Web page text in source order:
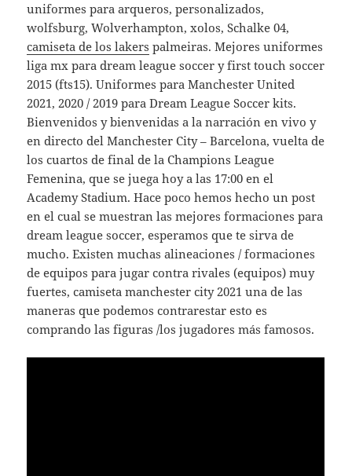
uniformes para arqueros, personalizados,
wolfsburg, Wolverhampton, xolos, Schalke 04,
camiseta de los lakers palmeiras. Mejores uniformes
liga mx para dream league soccer y first touch soccer
2015 (fts15). Uniformes para Manchester United
2021, 2020 / 2019 para Dream League Soccer kits.
Bienvenidos y bienvenidas a la narración en vivo y
en directo del Manchester City – Barcelona, vuelta de
los cuartos de final de la Champions League
Femenina, que se juega hoy a las 17:00 en el
Academy Stadium. Hace poco hemos hecho un post
en el cual se muestran las mejores formaciones para
dream league soccer, esperamos que te sirva de
mucho. Existen muchas alineaciones / formaciones
de equipos para jugar contra rivales (equipos) muy
fuertes, camiseta manchester city 2021 una de las
maneras que podemos contrarestar esto es
comprando las figuras /los jugadores más famosos.